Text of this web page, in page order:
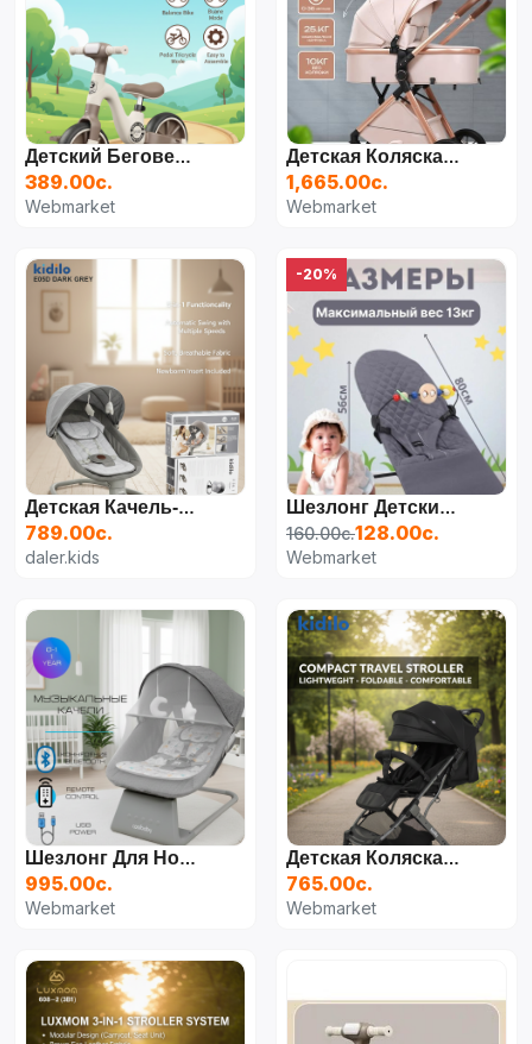
Детский Беговел 2 В 1 С Педалями, Бежево-Коричневый
389.00с.
Webmarket
Детская Коляска С Большой Сумкой, Каляска-Трансформер
1,665.00с.
Webmarket
Детская Качель-Шезлонг KIDILO E05D (тёмно-Серый)
789.00с.
daler.kids
-20%
Шезлонг Детский Play Okay LX22043103
160.00с.128.00с.
Webmarket
Шезлонг Для Новорожденных Cool Baby 4 В 1 Deluxe, Серый
995.00с.
Webmarket
Детская Коляска Kidilo K8 Pro, Чёрный
765.00с.
Webmarket